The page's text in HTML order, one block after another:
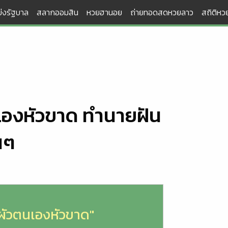
รัฐบาล สลากออมสิน หวยฮานอย ถ่ายทอดสดหวยลาว สถิติหว
งหัวขาด ทำนายฝัน
ตนเองหัวขาด"